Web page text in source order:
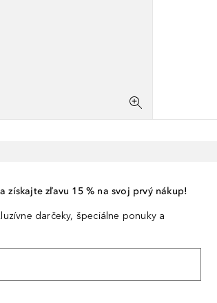
získajte zľavu 15 % na svoj prvý nákup!
darčeky, špeciálne ponuky a